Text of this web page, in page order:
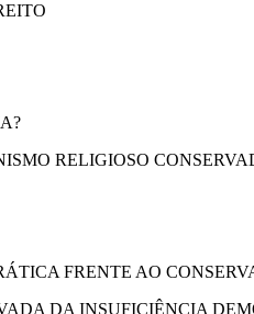
RELIGIOSO
FRENTE AO
DA INSUFICIÊNCIA